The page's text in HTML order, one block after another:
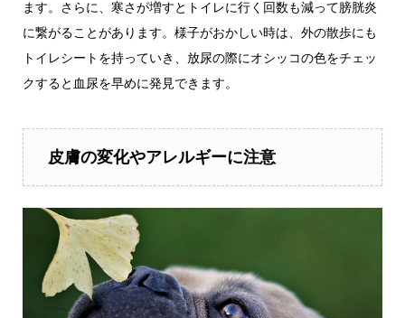
ます。さらに、寒さが増すとトイレに行く回数も減って膀胱炎
に繋がることがあります。様子がおかしい時は、外の散歩にも
トイレシートを持っていき、放尿の際にオシッコの色をチェッ
クすると血尿を早めに発見できます。
皮膚の変化やアレルギーに注意